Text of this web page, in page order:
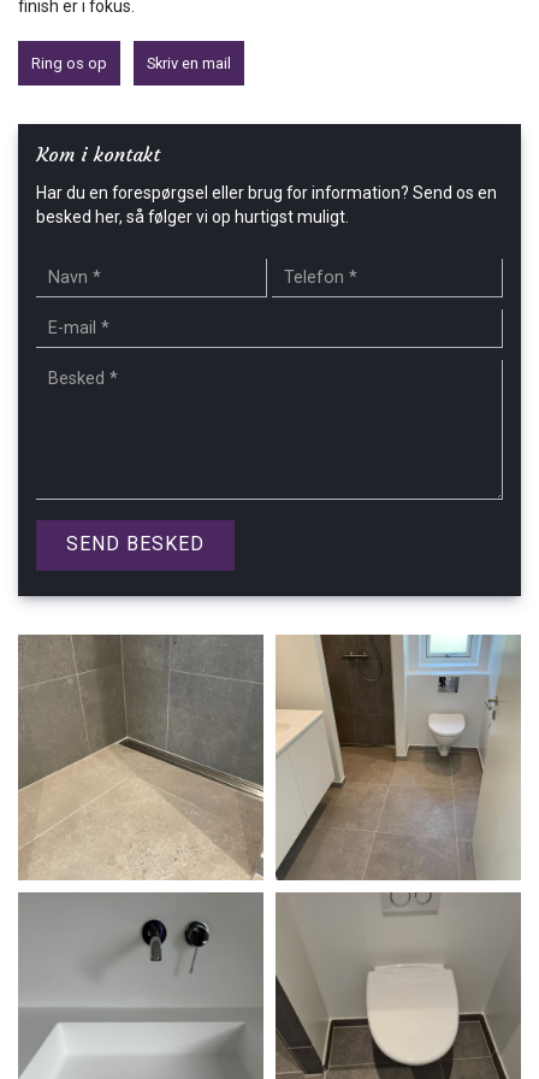
finish er i fokus.
Ring os op Skriv en mail
Kom i kontakt
Har du en forespørgsel eller brug for information? Send os en
besked her, så følger vi op hurtigst muligt.